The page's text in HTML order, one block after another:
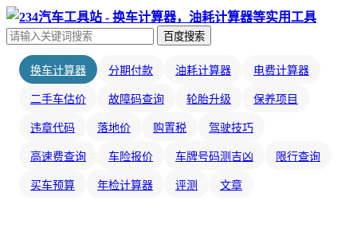
百度搜索
换车计算器 分期付款 油耗计算器 电费计算器
二手车估价 故障码查询 轮胎升级 保养项目
违章代码 落地价 购置税 驾驶技巧
高速费查询 车险报价 车牌号码测吉凶 限行查询
买车预算 年检计算器 评测 文章